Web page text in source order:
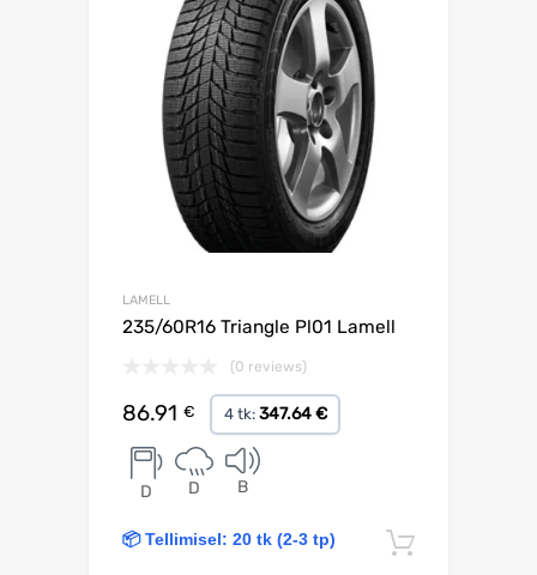
LAMELL
235/60R16 Triangle Pl01 Lamell
(0 reviews)
86.91 € 4 tk: 347.64 €
D D B
📦 Tellimisel: 20 tk (2-3 tp)